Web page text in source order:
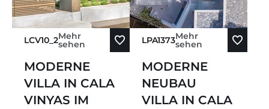
LCV10_2Mehr
sehen
MODERNE
VILLA IN CALA
VINYAS IM
LPA1373Mehr
sehen
MODERNE
NEUBAU
VILLA IN CALA